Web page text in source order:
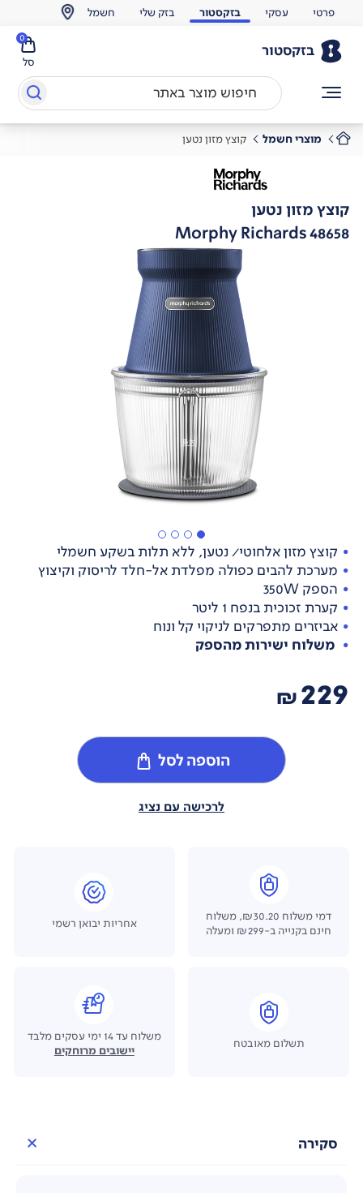
פרטי עסקי בזקסטור בזק שלי חשמל
בזקסטור
סל
0
מוצרי חשמל קוצץ מזון נטען
קוצץ מזון נטען
Morphy Richards 48658
קוצץ מזון אלחוטי/ נטען, ללא תלות בשקע חשמלי
מערכת להבים כפולה מפלדת אל-חלד לריסוק וקיצוץ
הספק 350W
קערת זכוכית בנפח 1 ליטר
אביזרים מתפרקים לניקוי קל ונוח
משלוח ישירות מהספק
229
₪
הוספה לסל
לרכישה עם נציג
דמי משלוח ₪30.20, משלוח
חינם בקנייה ב-₪299 ומעלה
אחריות יבואן רשמי
תשלום מאובטח
משלוח עד 14 ימי עסקים מלבד
יישובים מרוחקים
סקירה